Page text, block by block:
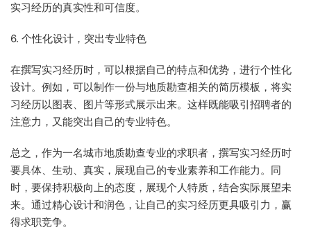
实习经历的真实性和可信度。
6. 个性化设计，突出专业特色
在撰写实习经历时，可以根据自己的特点和优势，进行个性化
设计。例如，可以制作一份与地质勘查相关的简历模板，将实
习经历以图表、图片等形式展示出来。这样既能吸引招聘者的
注意力，又能突出自己的专业特色。
总之，作为一名城市地质勘查专业的求职者，撰写实习经历时
要具体、生动、真实，展现自己的专业素养和工作能力。同
时，要保持积极向上的态度，展现个人特质，结合实际展望未
来。通过精心设计和润色，让自己的实习经历更具吸引力，赢
得求职竞争。